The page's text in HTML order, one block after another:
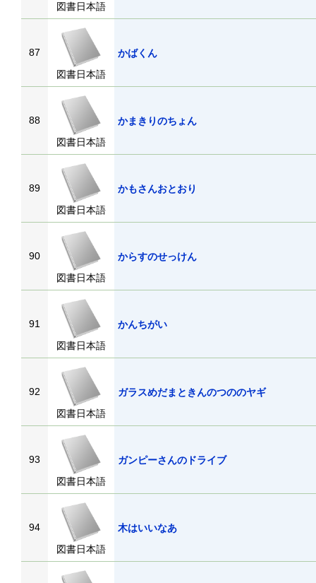
図書日本語
87
図書日本語
かばくん
88
図書日本語
かまきりのちょん
89
図書日本語
かもさんおとおり
90
図書日本語
からすのせっけん
91
図書日本語
かんちがい
92
図書日本語
ガラスめだまときんのつののヤギ
93
図書日本語
ガンピーさんのドライブ
94
図書日本語
木はいいなあ